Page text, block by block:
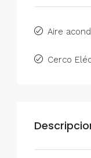
Aire
Cerco